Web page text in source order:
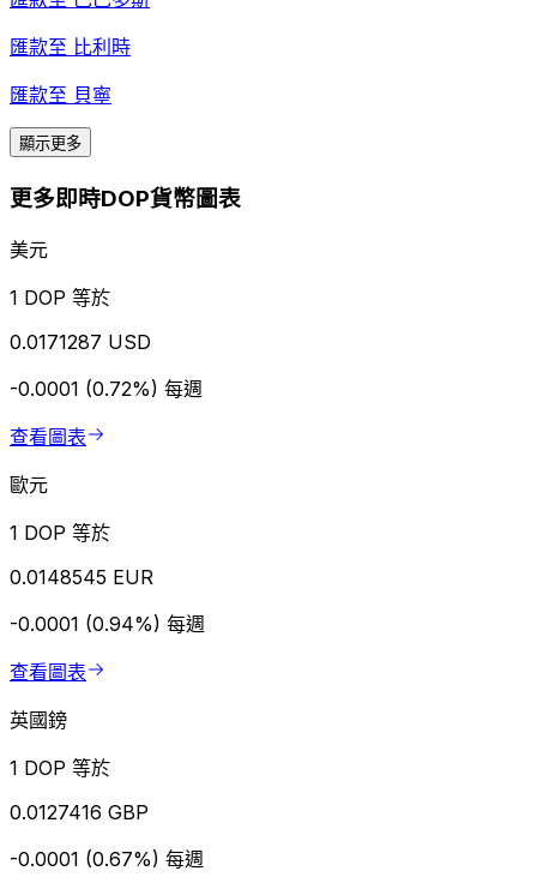
匯款至 比利時
匯款至 貝寧
顯示更多
更多即時DOP貨幣圖表
美元
1 DOP 等於
0.0171287 USD
-0.0001 (0.72%) 每週
查看圖表
歐元
1 DOP 等於
0.0148545 EUR
-0.0001 (0.94%) 每週
查看圖表
英國鎊
1 DOP 等於
0.0127416 GBP
-0.0001 (0.67%) 每週